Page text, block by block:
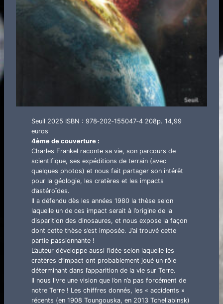
Seuil 2025 ISBN : 978‑202‑155047‑4 208p. 14,99
euros
4ème de couverture :
Charles Frankel raconte sa vie, son parcours de
scientifique, ses expéditions de terrain (avec
quelques photos) et nous fait partager son intérêt
pour la géologie, les cratères et les impacts
d’astéroïdes.
Il a défendu dès les années 1980 la thèse selon
laquelle un de ces impact serait à l’origine de la
disparition des dinosaures, et nous expose la façon
dont cette thèse s’est imposée. J’ai trouvé cette
partie passionnante !
L’auteur développe aussi l’idée selon laquelle les
cratères d’impact ont probablement joué un rôle
déterminant dans l’apparition de la vie sur Terre.
Il nous livre une vision que l’on n’a pas forcément de
notre Terre ! Les chiffres donnés, les « accidents »
récents (en 1908 Toungouska, en 2013 Tcheliabinsk)